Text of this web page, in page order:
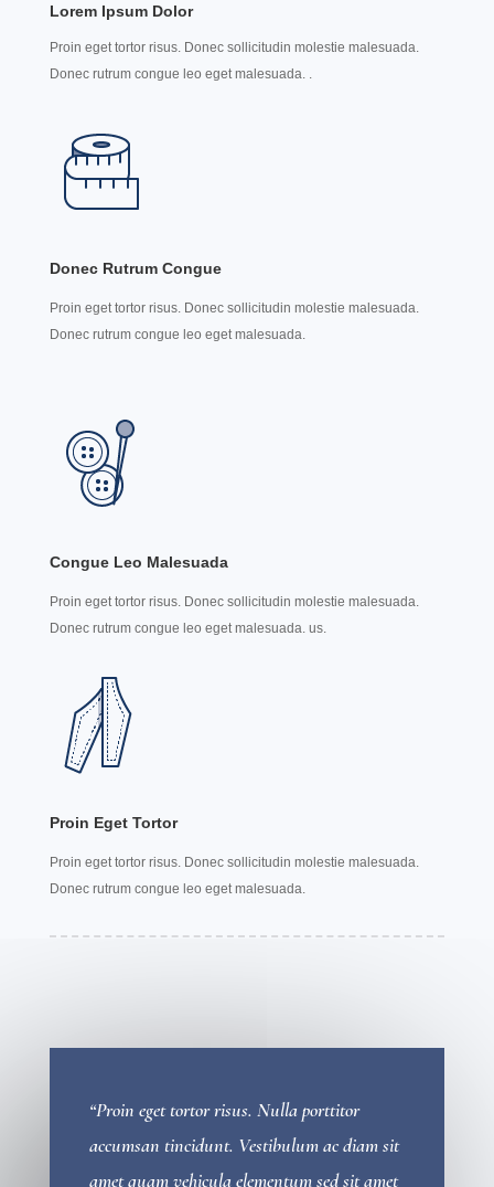
Lorem Ipsum Dolor
Proin eget tortor risus. Donec sollicitudin molestie malesuada.
Donec rutrum congue leo eget malesuada. .
Donec Rutrum Congue
Proin eget tortor risus. Donec sollicitudin molestie malesuada.
Donec rutrum congue leo eget malesuada.
Congue Leo Malesuada
Proin eget tortor risus. Donec sollicitudin molestie malesuada.
Donec rutrum congue leo eget malesuada. us.
Proin Eget Tortor
Proin eget tortor risus. Donec sollicitudin molestie malesuada.
Donec rutrum congue leo eget malesuada.
“Proin eget tortor risus. Nulla porttitor
accumsan tincidunt. Vestibulum ac diam sit
amet quam vehicula elementum sed sit amet